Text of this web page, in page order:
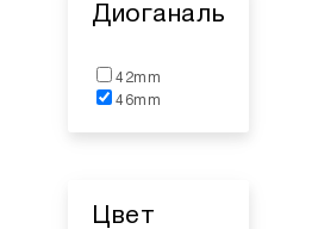
Диоганаль
42mm
46mm
Цвет